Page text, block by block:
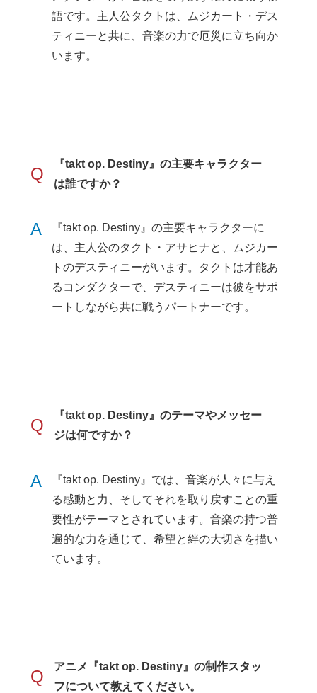
語です。主人公タクトは、ムジカート・デス
ティニーと共に、音楽の力で厄災に立ち向か
います。
Q
『takt op. Destiny』の主要キャラクター
は誰ですか？
A
『takt op. Destiny』の主要キャラクターに
は、主人公のタクト・アサヒナと、ムジカー
トのデスティニーがいます。タクトは才能あ
るコンダクターで、デスティニーは彼をサポ
ートしながら共に戦うパートナーです。
Q
『takt op. Destiny』のテーマやメッセー
ジは何ですか？
A
『takt op. Destiny』では、音楽が人々に与え
る感動と力、そしてそれを取り戻すことの重
要性がテーマとされています。音楽の持つ普
遍的な力を通じて、希望と絆の大切さを描い
ています。
Q
アニメ『takt op. Destiny』の制作スタッ
フについて教えてください。